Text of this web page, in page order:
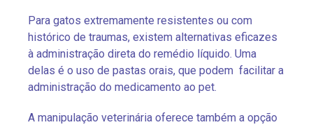
Para gatos extremamente resistentes ou com
histórico de traumas, existem alternativas eficazes
à administração direta do remédio líquido. Uma
delas é o uso de pastas orais, que podem facilitar a
administração do medicamento ao pet.
A manipulação veterinária oferece também a opção